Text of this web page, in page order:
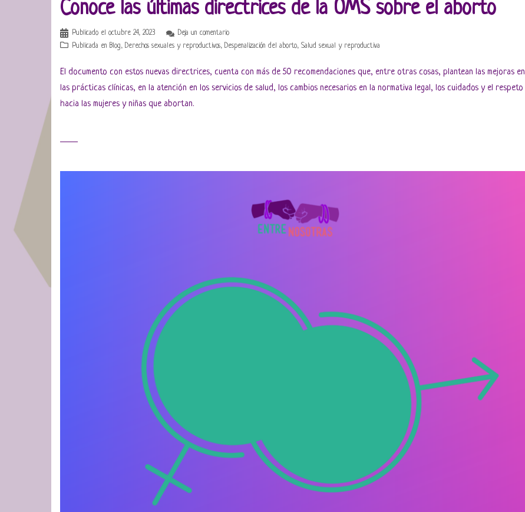
Conoce las últimas directrices de la OMS sobre el aborto
Publicado el octubre 24, 2023
Deja un comentario
Publicada en Blog, Derechos sexuales y reproductivos, Despenalización del aborto, Salud sexual y reproductiva
El documento con estos nuevas directrices, cuenta con más de 50 recomendaciones que, entre otras cosas, plantean las mejoras en
las prácticas clínicas, en la atención en los servicios de salud, los cambios necesarios en la normativa legal, los cuidados y el respeto
hacia las mujeres y niñas que abortan.